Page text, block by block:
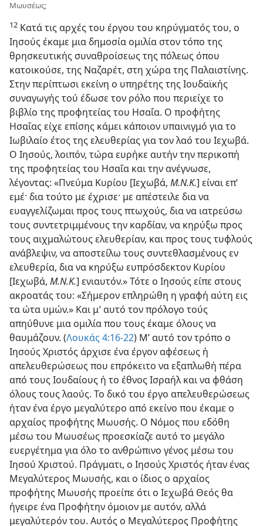
Μωυσέως;
12 Κατά τις αρχές του έργου του κηρύγματός του, ο
Ιησούς έκαμε μια δημοσία ομιλία στον τόπο της
θρησκευτικής συναθροίσεως της πόλεως όπου
κατοικούσε, της Ναζαρέτ, στη χώρα της Παλαιστίνης.
Στην περίπτωσι εκείνη ο υπηρέτης της Ιουδαϊκής
συναγωγής τού έδωσε τον ρόλο που περιείχε το
βιβλίο της προφητείας του Ησαΐα. Ο προφήτης
Ησαΐας είχε επίσης κάμει κάποιον υπαινιγμό για το
Ιωβιλαίο έτος της ελευθερίας για τον λαό του Ιεχωβά.
Ο Ιησούς, λοιπόν, τώρα ευρήκε αυτήν την περικοπή
της προφητείας του Ησαΐα και την ανέγνωσε,
λέγοντας: «Πνεύμα Κυρίου [Ιεχωβά, Μ.Ν.Κ.] είναι επ’
εμέ· δια τούτο με έχρισε· με απέστειλε δια να
ευαγγελίζωμαι προς τους πτωχούς, δια να ιατρεύσω
τους συντετριμμένους την καρδίαν, να κηρύξω προς
τους αιχμαλώτους ελευθερίαν, και προς τους τυφλούς
ανάβλεψιν, να αποστείλω τους συντεθλασμένους εν
ελευθερία, δια να κηρύξω ευπρόσδεκτον Κυρίου
[Ιεχωβά, Μ.Ν.Κ.] ενιαυτόν.» Τότε ο Ιησούς είπε στους
ακροατάς του: «Σήμερον επληρώθη η γραφή αύτη εις
τα ώτα υμών.» Και μ’ αυτό τον πρόλογο τούς
απηύθυνε μια ομιλία που τους έκαμε όλους να
θαυμάζουν. (Λουκάς 4:16-22) Μ’ αυτό τον τρόπο ο
Ιησούς Χριστός άρχισε ένα έργον αφέσεως ή
απελευθερώσεως που επρόκειτο να εξαπλωθή πέρα
από τους Ιουδαίους ή το έθνος Ισραήλ και να φθάση
όλους τους λαούς. Το δικό του έργο απελευθερώσεως
ήταν ένα έργο μεγαλύτερο από εκείνο που έκαμε ο
αρχαίος προφήτης Μωυσής. Ο Νόμος που εδόθη
μέσω του Μωυσέως προεσκίαζε αυτό το μεγάλο
ευεργέτημα για όλο το ανθρώπινο γένος μέσω του
Ιησού Χριστού. Πράγματι, ο Ιησούς Χριστός ήταν ένας
Μεγαλύτερος Μωυσής, και ο ίδιος ο αρχαίος
προφήτης Μωυσής προείπε ότι ο Ιεχωβά Θεός θα
ήγειρε ένα Προφήτην όμοιον με αυτόν, αλλά
μεγαλύτερόν του. Αυτός ο Μεγαλύτερος Προφήτης